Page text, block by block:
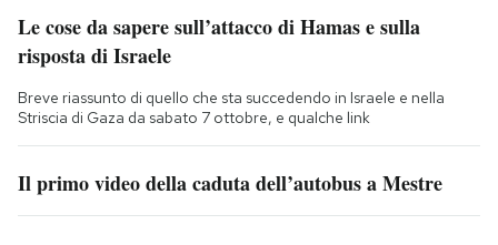
Le cose da sapere sull’attacco di Hamas e sulla
risposta di Israele
Breve riassunto di quello che sta succedendo in Israele e nella
Striscia di Gaza da sabato 7 ottobre, e qualche link
Il primo video della caduta dell’autobus a Mestre